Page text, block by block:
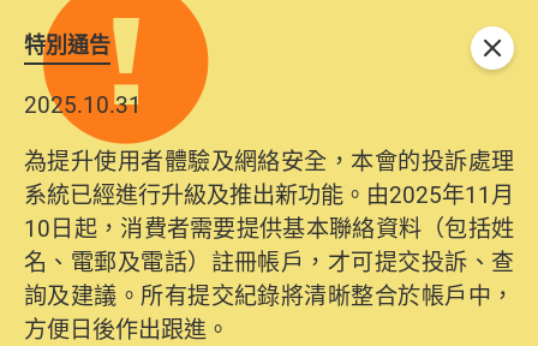
特別通告
2025.10.31
為提升使用者體驗及網絡安全，本會的投訴處理
系統已經進行升級及推出新功能。由2025年11月
10日起，消費者需要提供基本聯絡資料（包括姓
名、電郵及電話）註冊帳戶，才可提交投訴、查
詢及建議。所有提交紀錄將清晰整合於帳戶中，
方便日後作出跟進。
關閉